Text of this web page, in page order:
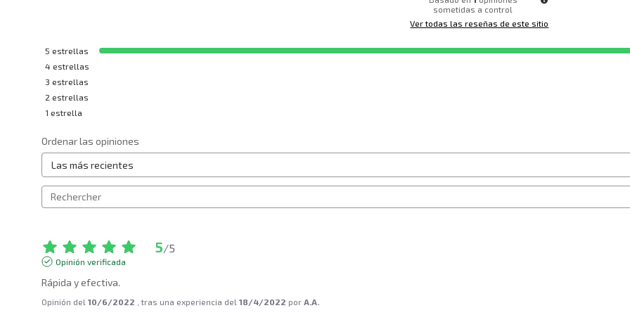
sometidas a control
Ver todas las reseñas de este sitio
5 estrellas
4 estrellas
3 estrellas
2 estrellas
1 estrella
Ordenar las opiniones
5/5
Opinión verificada
Rápida y efectiva.
Opinión del 10/6/2022 , tras una experiencia del 18/4/2022 por A.A.